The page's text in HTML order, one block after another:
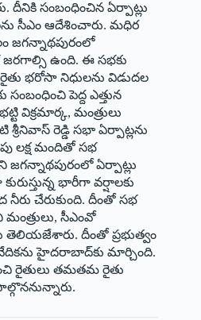
దీనికి సంబంధించిన ఏర్పాట్లు
సీఎం ఆదేశించారు. మధిర
జగన్నాథపురంలో
ఉంది. ఈ సభకు
భరోసా నిధులను విడుదల
పెద్ద ఎత్తున
విక్రమార్క, మంత్రులు
శ్రీనివాస్‌ ‌రెడ్డి సభా ఏర్పాట్లను
లక్ష మందితో సభ
జగన్నాథపురంలో ఏర్పాట్లు
భారీగా వర్షాలకు
నీరు చేరుకుంది. దీంతో సభ
సీఎంవో
దీంతో ప్రభుత్వం
హైదరాబాద్‌కు మార్చింది.
రైతులు తమతమ రైతు